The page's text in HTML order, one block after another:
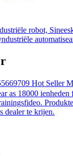
Hot Seller
as 18000
dealer te krijen.